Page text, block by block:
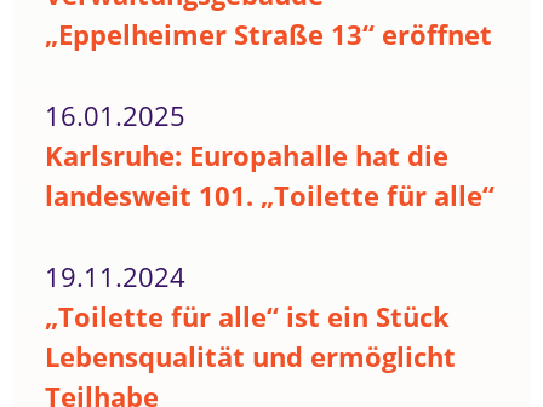
„Eppelheimer Straße 13“ eröffnet
16.01.2025
Karlsruhe: Europahalle hat die
landesweit 101. „Toilette für alle“
19.11.2024
„Toilette für alle“ ist ein Stück
Lebensqualität und ermöglicht
Teilhabe